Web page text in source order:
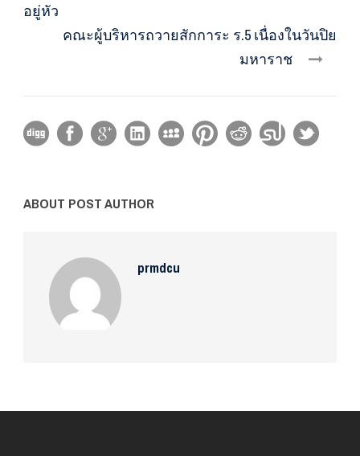
อยู่หัว
คณะผู้บริหารถวายสักการะ ร.5 เนื่องในวันปิย
มหาราช
ABOUT POST AUTHOR
prmdcu